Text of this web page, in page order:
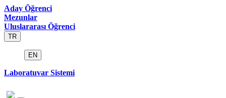
Aday Öğrenci
Mezunlar
Uluslararası Öğrenci
TR
EN
Laboratuvar Sistemi